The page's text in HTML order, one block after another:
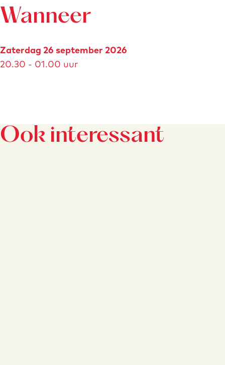
Wanneer
Zaterdag 26 september 2026
20.30 - 01.00 uur
Ook interessant